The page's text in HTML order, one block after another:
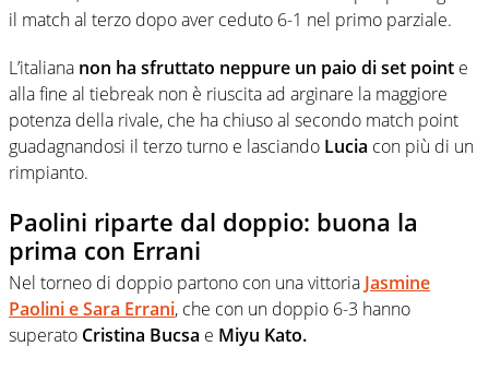
il match al terzo dopo aver ceduto 6-1 nel primo parziale.
L’italiana non ha sfruttato neppure un paio di set point e
alla fine al tiebreak non è riuscita ad arginare la maggiore
potenza della rivale, che ha chiuso al secondo match point
guadagnandosi il terzo turno e lasciando Lucia con più di un
rimpianto.
Paolini riparte dal doppio: buona la
prima con Errani
Nel torneo di doppio partono con una vittoria Jasmine
Paolini e Sara Errani, che con un doppio 6-3 hanno
superato Cristina Bucsa e Miyu Kato.